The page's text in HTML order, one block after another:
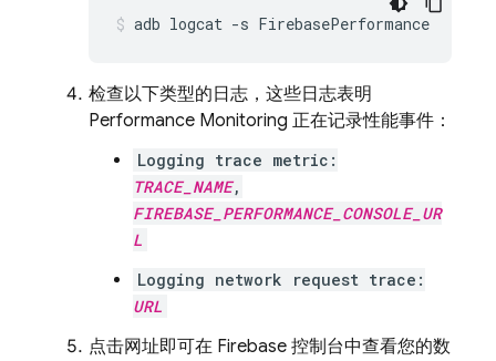
adb logcat -s FirebasePerformance
检查以下类型的日志，这些日志表明
Performance Monitoring 正在记录性能事件：
Logging trace metric:
TRACE_NAME,
FIREBASE_PERFORMANCE_CONSOLE_UR
L
Logging network request trace:
URL
点击网址即可在 Firebase 控制台中查看您的数